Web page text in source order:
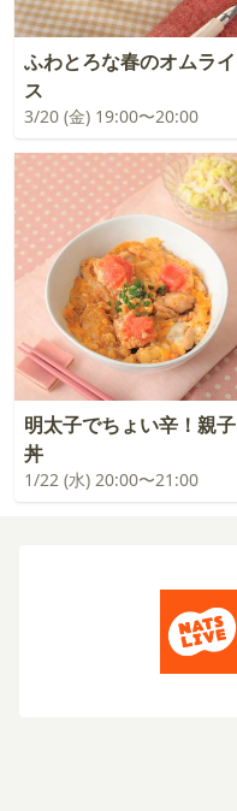
ふわとろな春のオムライ
ス
3/20 (金) 19:00〜20:00
明太子でちょい辛！親子
丼
1/22 (水) 20:00〜21:00